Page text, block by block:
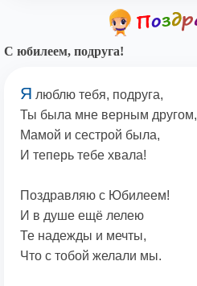
С юбилеем, подруга!
Я люблю тебя, подруга,
Ты была мне верным другом,
Мамой и сестрой была,
И теперь тебе хвала!
Поздравляю с Юбилеем!
И в душе ещё лелею
Те надежды и мечты,
Что с тобой желали мы.